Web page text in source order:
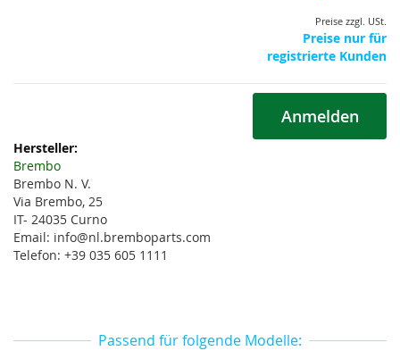
Preise zzgl. USt.
Preise nur für
registrierte Kunden
Anmelden
Weitere
Informationen
Brembo
Brembo N. V.
Via Brembo, 25
IT- 24035 Curno
Email: info@nl.bremboparts.com
Telefon: +39 035 605 1111
Passend für folgende Modelle: